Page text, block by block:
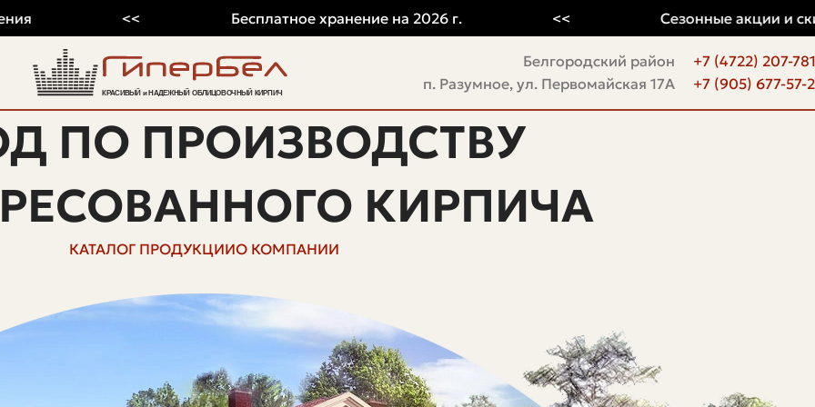
Белгородский район
п. Разумное, ул. Первомайская 17А
+7 (4722) 207-781
+7 (905) 677-57-
ПО ПРОИЗВОДСТВУ
КИРПИЧА
КАТАЛОГ ПРОДУКЦИИО КОМПАНИИ
Бесплатное хранение на 2026 г. Сезонные акции и скидки